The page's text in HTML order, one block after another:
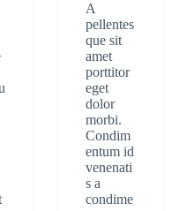
A
pellentes
que sit
amet
porttitor
eget
dolor
morbi.
Condim
entum id
venenati
s a
condime